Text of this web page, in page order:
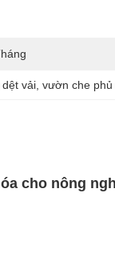
vải, vườn che
cho nông